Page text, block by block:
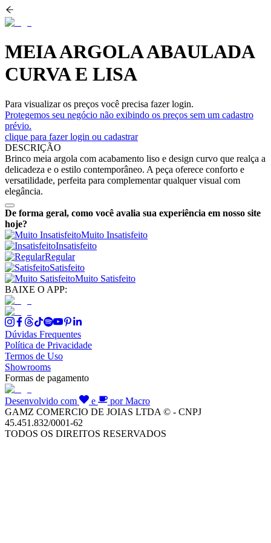
MEIA ARGOLA ABAULADA
CURVA E LISA
Para visualizar os preços você precisa fazer login.
Protegemos seu negócio não exibindo os preços sem um cadastro
prévio.
clique para fazer login ou cadastrar
DESCRIÇÃO
Brinco meia argola com acabamento liso e design curvo que realça a
delicadeza e o estilo contemporâneo. A peça oferece conforto e
versatilidade, perfeita para complementar qualquer visual com
elegância.
De forma geral, como você avalia sua experiência em nosso site
hoje?
Muito Insatisfeito
Insatisfeito
Regular
Satisfeito
Muito Satisfeito
BAIXE O APP:
Dúvidas Frequentes
Política de Privacidade
Termos de Uso
Showrooms
Formas de pagamento
Desenvolvido com e
por Macro
GAMZ COMERCIO DE JOIAS LTDA © - CNPJ
45.451.832/0001-62
TODOS OS DIREITOS RESERVADOS